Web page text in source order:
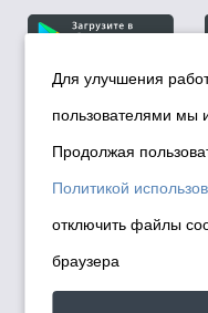
© Департамент
города
Политика
Политика по
данных в
мэрии города
Техническая
Для улучшения
пользователями мы
Продолжая
Политикой
отключить файлы
браузера